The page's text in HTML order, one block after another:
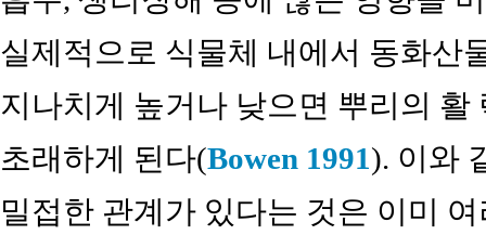
실제적으로 식물체 내에서 동화산
지나치게 높거나 낮으면 뿌리의
초래하게 된다(Bowen 1991). 이와
밀접한 관계가 있다는 것은 이미